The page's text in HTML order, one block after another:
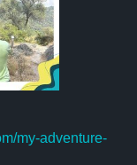
my-adventure-